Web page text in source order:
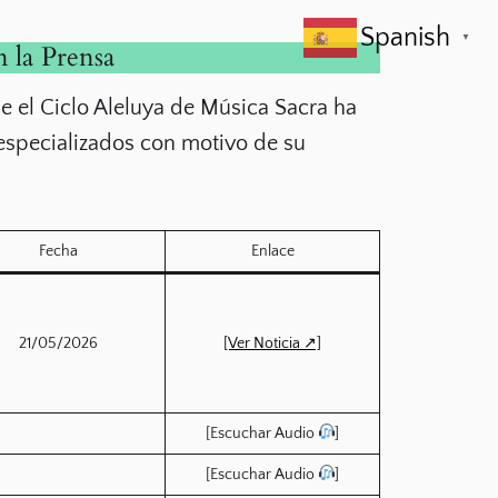
Prensa
Ciclo Aleluya de Música Sacra ha
con motivo de su
Fecha Enlace
21/05/2026 [Ver Noticia ↗]
[Escuchar Audio
[Escuchar Audio
Spanish ▼